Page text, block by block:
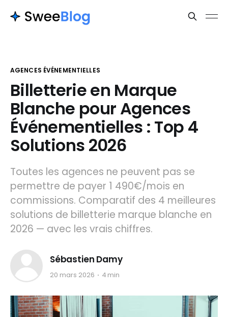
AGENCES ÉVÉNEMENTIELLES
Billetterie en Marque
Blanche pour Agences
Événementielles : Top 4
Solutions 2026
Toutes les agences ne peuvent pas se
permettre de payer 1 490€/mois en
commissions. Comparatif des 4 meilleures
solutions de billetterie marque blanche en
2026 — avec les vrais chiffres.
Sébastien Damy
20 mars 2026 4 min